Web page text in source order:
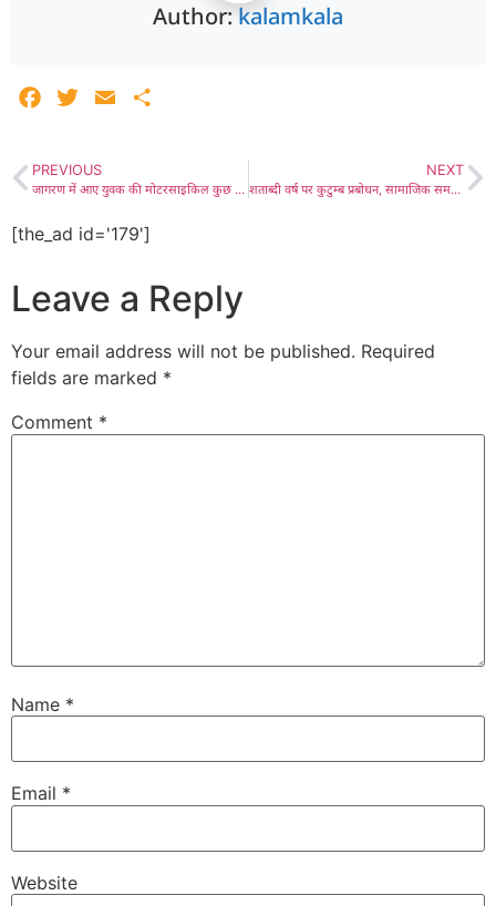
Author:kalamkala
FacebookTwitterEmail
PREVIOUS
जागरण में आए युवक की मोटरसाइकिल कुछ ही घंटों में चोरों ने उड़ाई, समना गांव में राजल बाईसा मंदिर में रात्रि भजन गायन में बाइक लेकर आया था युवक
NEXT
शताब्दी वर्ष पर कुटुम्ब प्रबोधन, सामाजिक समरसता, पर्यावरण जागरण, स्वदेशी का भाव एवं नागरिक कर्तव्य पर संघ कर रहा है जन जागरण- महावीर आसोपा, लाडनूं की 6 बस्तियों से विजयादशमी पर निकला अलग-अलग पथ संचलन, फिर हुआ संगम, शहरवासियों ने किया जगह-जगह भावभीना स्वागत
[the_ad id='179']
Leave a Reply
Your email address will not be published. Required
fields are marked *
Comment *
Name *
Email *
Website